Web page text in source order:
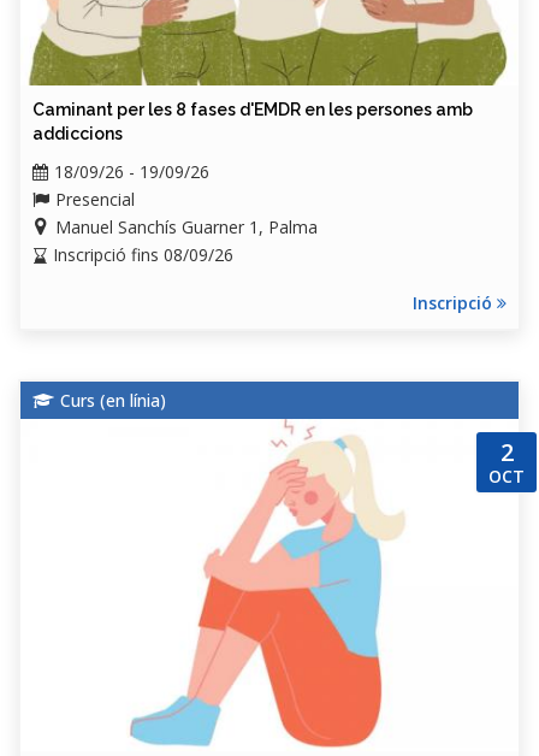
Caminant per les 8 fases d'EMDR en les persones amb
addiccions
18/09/26 - 19/09/26
Presencial
Manuel Sanchís Guarner 1, Palma
Inscripció fins 08/09/26
Inscripció
Curs (en línia)
2
OCT